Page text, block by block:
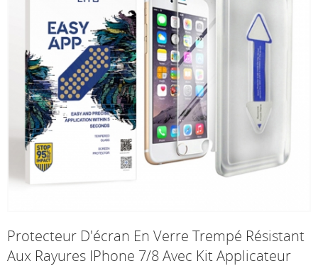
Protecteur D'écran En Verre Trempé Résistant
Aux Rayures IPhone 7/8 Avec Kit Applicateur